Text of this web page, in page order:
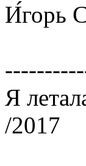
И́горь
Я
/2017